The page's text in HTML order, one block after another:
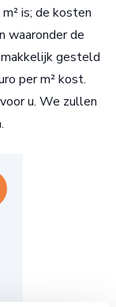
is; de kosten
waaronder de
gesteld
per m² kost.
voor u. We zullen